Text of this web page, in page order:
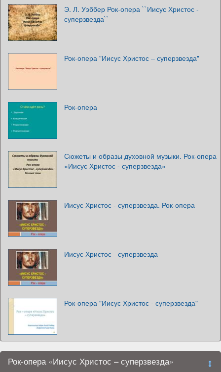
Э. Л. Уэббер Рок-опера ``Иисус Христос -
суперзвезда``
Рок-опера "Иисус Христос – суперзвезда"
Рок-опера
Сюжеты и образы духовной музыки. Рок-опера
«Иисус Христос - суперзвезда»
Иисус Христос - суперзвезда. Рок-опера
Иисус Христос - суперзвезда
Рок-опера "Иисус Христос - суперзвезда"
Рок-опера «Иисус Христос – суперзвезда»